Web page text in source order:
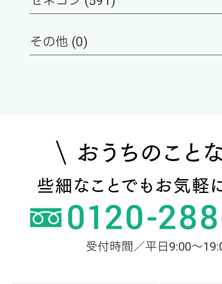
その他 (0)
受付時間／平日9:00～